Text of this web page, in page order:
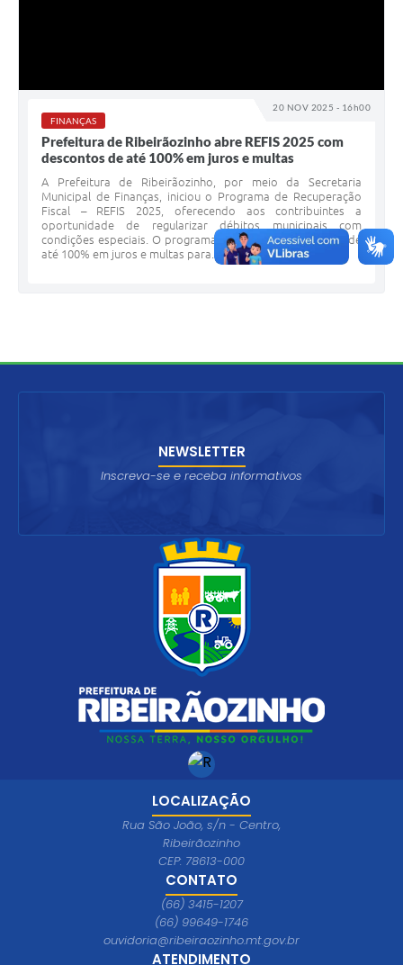
20 NOV 2025 - 16h00
FINANÇAS
Prefeitura de Ribeirãozinho abre REFIS 2025 com
descontos de até 100% em juros e multas
A Prefeitura de Ribeirãozinho, por meio da Secretaria
Municipal de Finanças, iniciou o Programa de Recuperação
Fiscal – REFIS 2025, oferecendo aos contribuintes a
oportunidade de regularizar débitos municipais com
condições especiais. O programa disponibiliza descontos de
até 100% em juros e multas para...
LOCALIZAÇÃO
Rua São João, s/n - Centro,
Ribeirãozinho
CEP: 78613-000
CONTATO
(66) 3415-1207
(66) 99649-1746
ouvidoria@ribeiraozinho.mt.gov.br
ATENDIMENTO
NEWSLETTER
Inscreva-se e receba informativos